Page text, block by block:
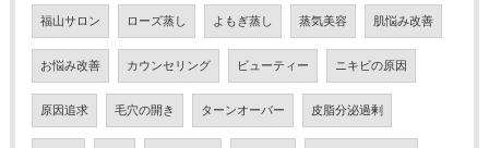
福山サロン ローズ蒸し よもぎ蒸し 蒸気美容 肌悩み改善
お悩み改善 カウンセリング ビューティー ニキビの原因
原因追求 毛穴の開き ターンオーバー 皮脂分泌過剰